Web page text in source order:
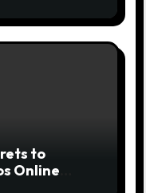
to
Online